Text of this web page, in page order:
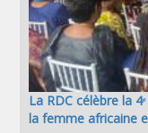
La RDC célèbre la
la femme africaine